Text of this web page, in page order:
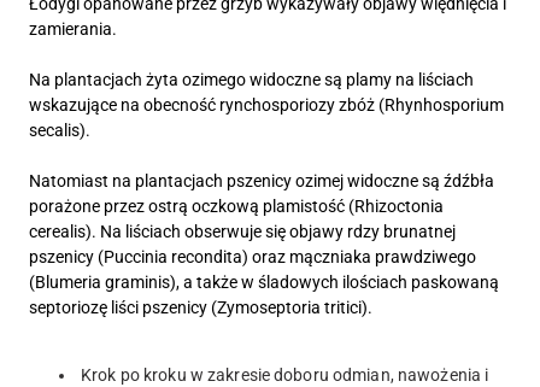
zamierania.
Na plantacjach żyta ozimego widoczne są plamy na liściach
wskazujące na obecność rynchosporiozy zbóż (Rhynhosporium
secalis).
Natomiast na plantacjach pszenicy ozimej widoczne są źdźbła
porażone przez ostrą oczkową plamistość (Rhizoctonia
cerealis). Na liściach obserwuje się objawy rdzy brunatnej
pszenicy (Puccinia recondita) oraz mączniaka prawdziwego
(Blumeria graminis), a także w śladowych ilościach paskowaną
septoriozę liści pszenicy (Zymoseptoria tritici).
Krok po kroku w zakresie doboru odmian, nawożenia i